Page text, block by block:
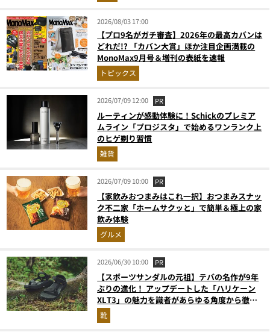
2026/08/03 17:00
【プロ9名がガチ審査】2026年の最高カバンは
どれだ!? 「カバン大賞」ほか注目企画満載の
MonoMax9月号＆増刊の表紙を速報
トピックス
2026/07/09 12:00 PR
ルーティンが感動体験に！Schickのプレミア
ムライン「プロジスタ」で始めるワンランク上
のヒゲ剃り習慣
雑貨
2026/07/09 10:00 PR
【家飲みおつまみはこれ一択】おつまみスナッ
ク不二家「ホームサクッと」で簡単＆極上の家
飲み体験
グルメ
2026/06/30 10:00 PR
【スポーツサンダルの元祖】テバの名作が9年
ぶりの進化！ アップデートした「ハリケーン
XLT3」の魅力を識者があらゆる角度から徹底
解説！
靴